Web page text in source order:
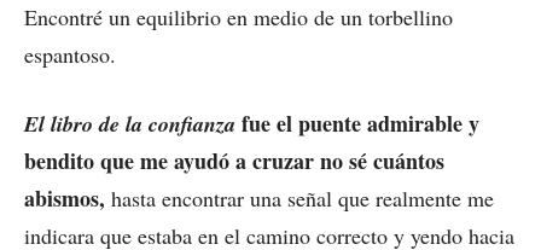
Encontré un equilibrio en medio de un torbellino
espantoso.
El libro de la confianza fue el puente admirable y
bendito que me ayudó a cruzar no sé cuántos
abismos, hasta encontrar una señal que realmente me
indicara que estaba en el camino correcto y yendo hacia